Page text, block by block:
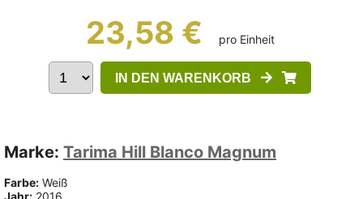
23,58 € pro Einheit
IN DEN WARENKORB
Marke: Tarima Hill Blanco Magnum
Farbe: Weiß
Jahr: 2016